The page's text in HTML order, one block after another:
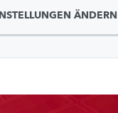
ÄNDERN